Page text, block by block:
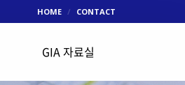
HOME CONTACT
GIA 자료실